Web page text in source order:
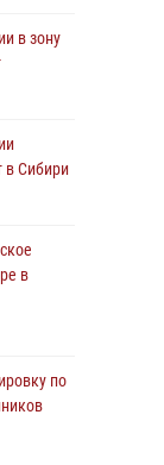
в зону
в Сибири
в
по